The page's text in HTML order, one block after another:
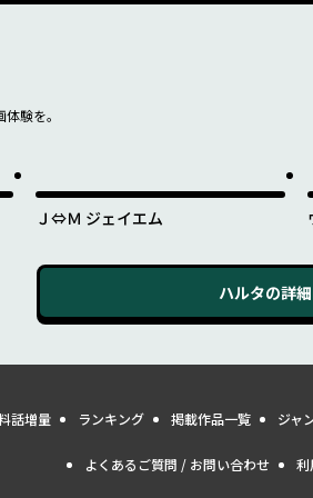
験を。
Ｊ⇔Ｍ ジェイエム
ハルタの詳
話増量 ランキング 掲載作品一覧 ジャ
よくあるご質問 / お問い合わせ 利